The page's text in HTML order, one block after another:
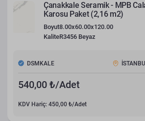
Çanakkale Seramik - MPB
Karosu Paket (2,16 m2)
Boyut8.00x60.00x120.00
KaliteR3456 Beyaz
DSMKALE
540,00 ₺/Adet
KDV Hariç: 450,00 ₺/Adet